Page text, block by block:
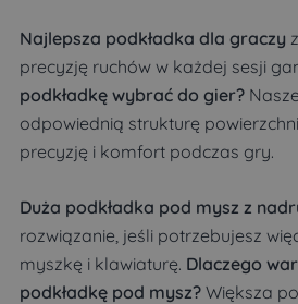
Najlepsza podkładka dla graczy
precyzję ruchów w każdej sesji
podkładkę wybrać do gier?
odpowiednią strukturę
precyzję i komfort podczas gry.
Duża podkładka pod mysz z
rozwiązanie, jeśli potrzebujesz
myszkę i klawiaturę. Dlaczego
podkładkę pod mysz? Większa